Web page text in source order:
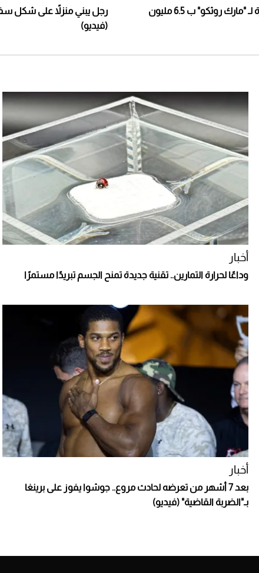
بيع لوحة نادرة لـ "مارك روثكو" ب 6.5 مليون
رجل يبني منزلاً على شكل
(فيديو)
أخبار
وداعًا لحرارة التمارين.. تقنية جديدة تمنح الجسم تبريدًا مستمرًا
أخبار
بعد 7 أشهر من تعرضه لحادث مروع.. جوشوا يفوز على برينغا
بـ"الضربة القاضية" (فيديو)